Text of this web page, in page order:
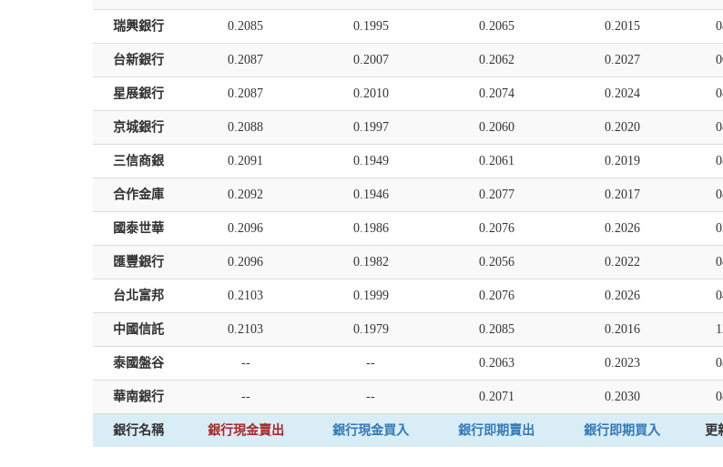
瑞興銀行 0.2085 0.1995 0.2065 0.2015
台新銀行 0.2087 0.2007 0.2062 0.2027
星展銀行 0.2087 0.2010 0.2074 0.2024
京城銀行 0.2088 0.1997 0.2060 0.2020
三信商銀 0.2091 0.1949 0.2061 0.2019
合作金庫 0.2092 0.1946 0.2077 0.2017
國泰世華 0.2096 0.1986 0.2076 0.2026
匯豐銀行 0.2096 0.1982 0.2056 0.2022
台北富邦 0.2103 0.1999 0.2076 0.2026
中國信託 0.2103 0.1979 0.2085 0.2016
泰國盤谷 -- -- 0.2063 0.2023
華南銀行 -- -- 0.2071 0.2030
銀行名稱 銀行現金賣出 銀行現金買入 銀行即期賣出 銀行即期買入 更